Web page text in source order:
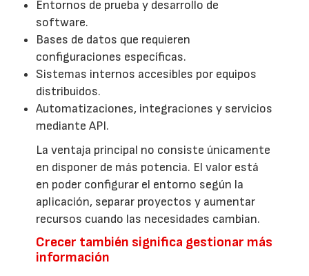
Entornos de prueba y desarrollo de
software.
Bases de datos que requieren
configuraciones específicas.
Sistemas internos accesibles por equipos
distribuidos.
Automatizaciones, integraciones y servicios
mediante API.
La ventaja principal no consiste únicamente
en disponer de más potencia. El valor está
en poder configurar el entorno según la
aplicación, separar proyectos y aumentar
recursos cuando las necesidades cambian.
Crecer también significa gestionar más
información